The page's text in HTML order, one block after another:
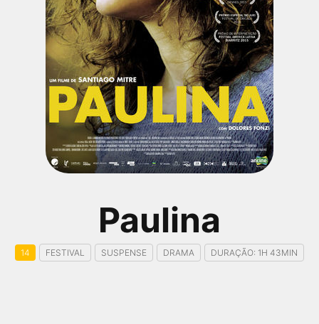
Paulina
14 FESTIVAL SUSPENSE DRAMA DURAÇÃO: 1H 43MIN